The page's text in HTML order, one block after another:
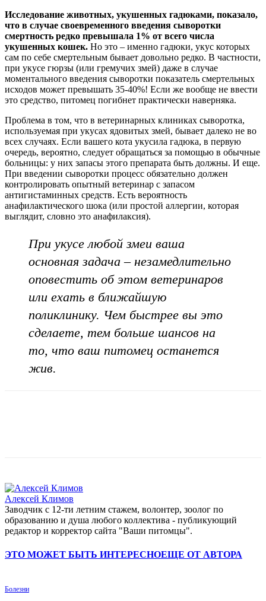
Исследование животных, укушенных гадюками, показало,
что в случае своевременного введения сыворотки
смертность редко превышала 1% от всего числа
укушенных кошек. Но это – именно гадюки, укус которых
сам по себе смертельным бывает довольно редко. В частности,
при укусе гюрзы (или гремучих змей) даже в случае
моментального введения сыворотки показатель смертельных
исходов может превышать 35-40%! Если же вообще не ввести
это средство, питомец погибнет практически наверняка.
Проблема в том, что в ветеринарных клиниках сыворотка,
используемая при укусах ядовитых змей, бывает далеко не во
всех случаях. Если вашего кота укусила гадюка, в первую
очередь, вероятно, следует обращаться за помощью в обычные
больницы: у них запасы этого препарата быть должны. И еще.
При введении сыворотки процесс обязательно должен
контролировать опытный ветеринар с запасом
антигистаминных средств. Есть вероятность
анафилактического шока (или простой аллергии, которая
выглядит, словно это анафилаксия).
При укусе любой змеи ваша
основная задача – незамедлительно
оповестить об этом ветеринаров
или ехать в ближайшую
поликлинику. Чем быстрее вы это
сделаете, тем больше шансов на
то, что ваш питомец останется
жив.
Алексей Климов
Заводчик c 12-ти летним стажем, волонтер, зоолог по
образованию и душа любого коллектива - публикующий
редактор и корректор сайта "Ваши питомцы".
ЭТО МОЖЕТ БЫТЬ ИНТЕРЕСНОЕЩЕ ОТ АВТОРА
Болезни